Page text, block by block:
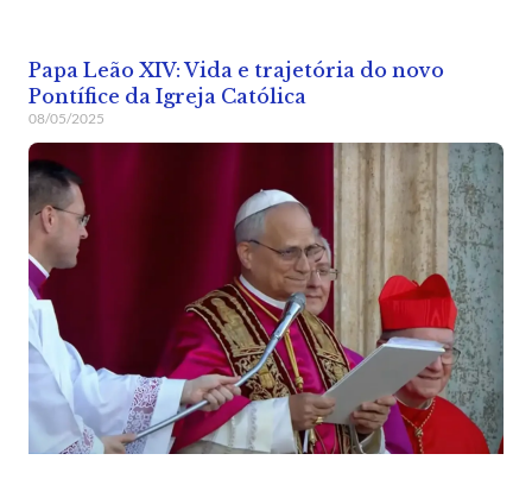
Papa Leão XIV: Vida e trajetória do novo
Pontífice da Igreja Católica
08/05/2025